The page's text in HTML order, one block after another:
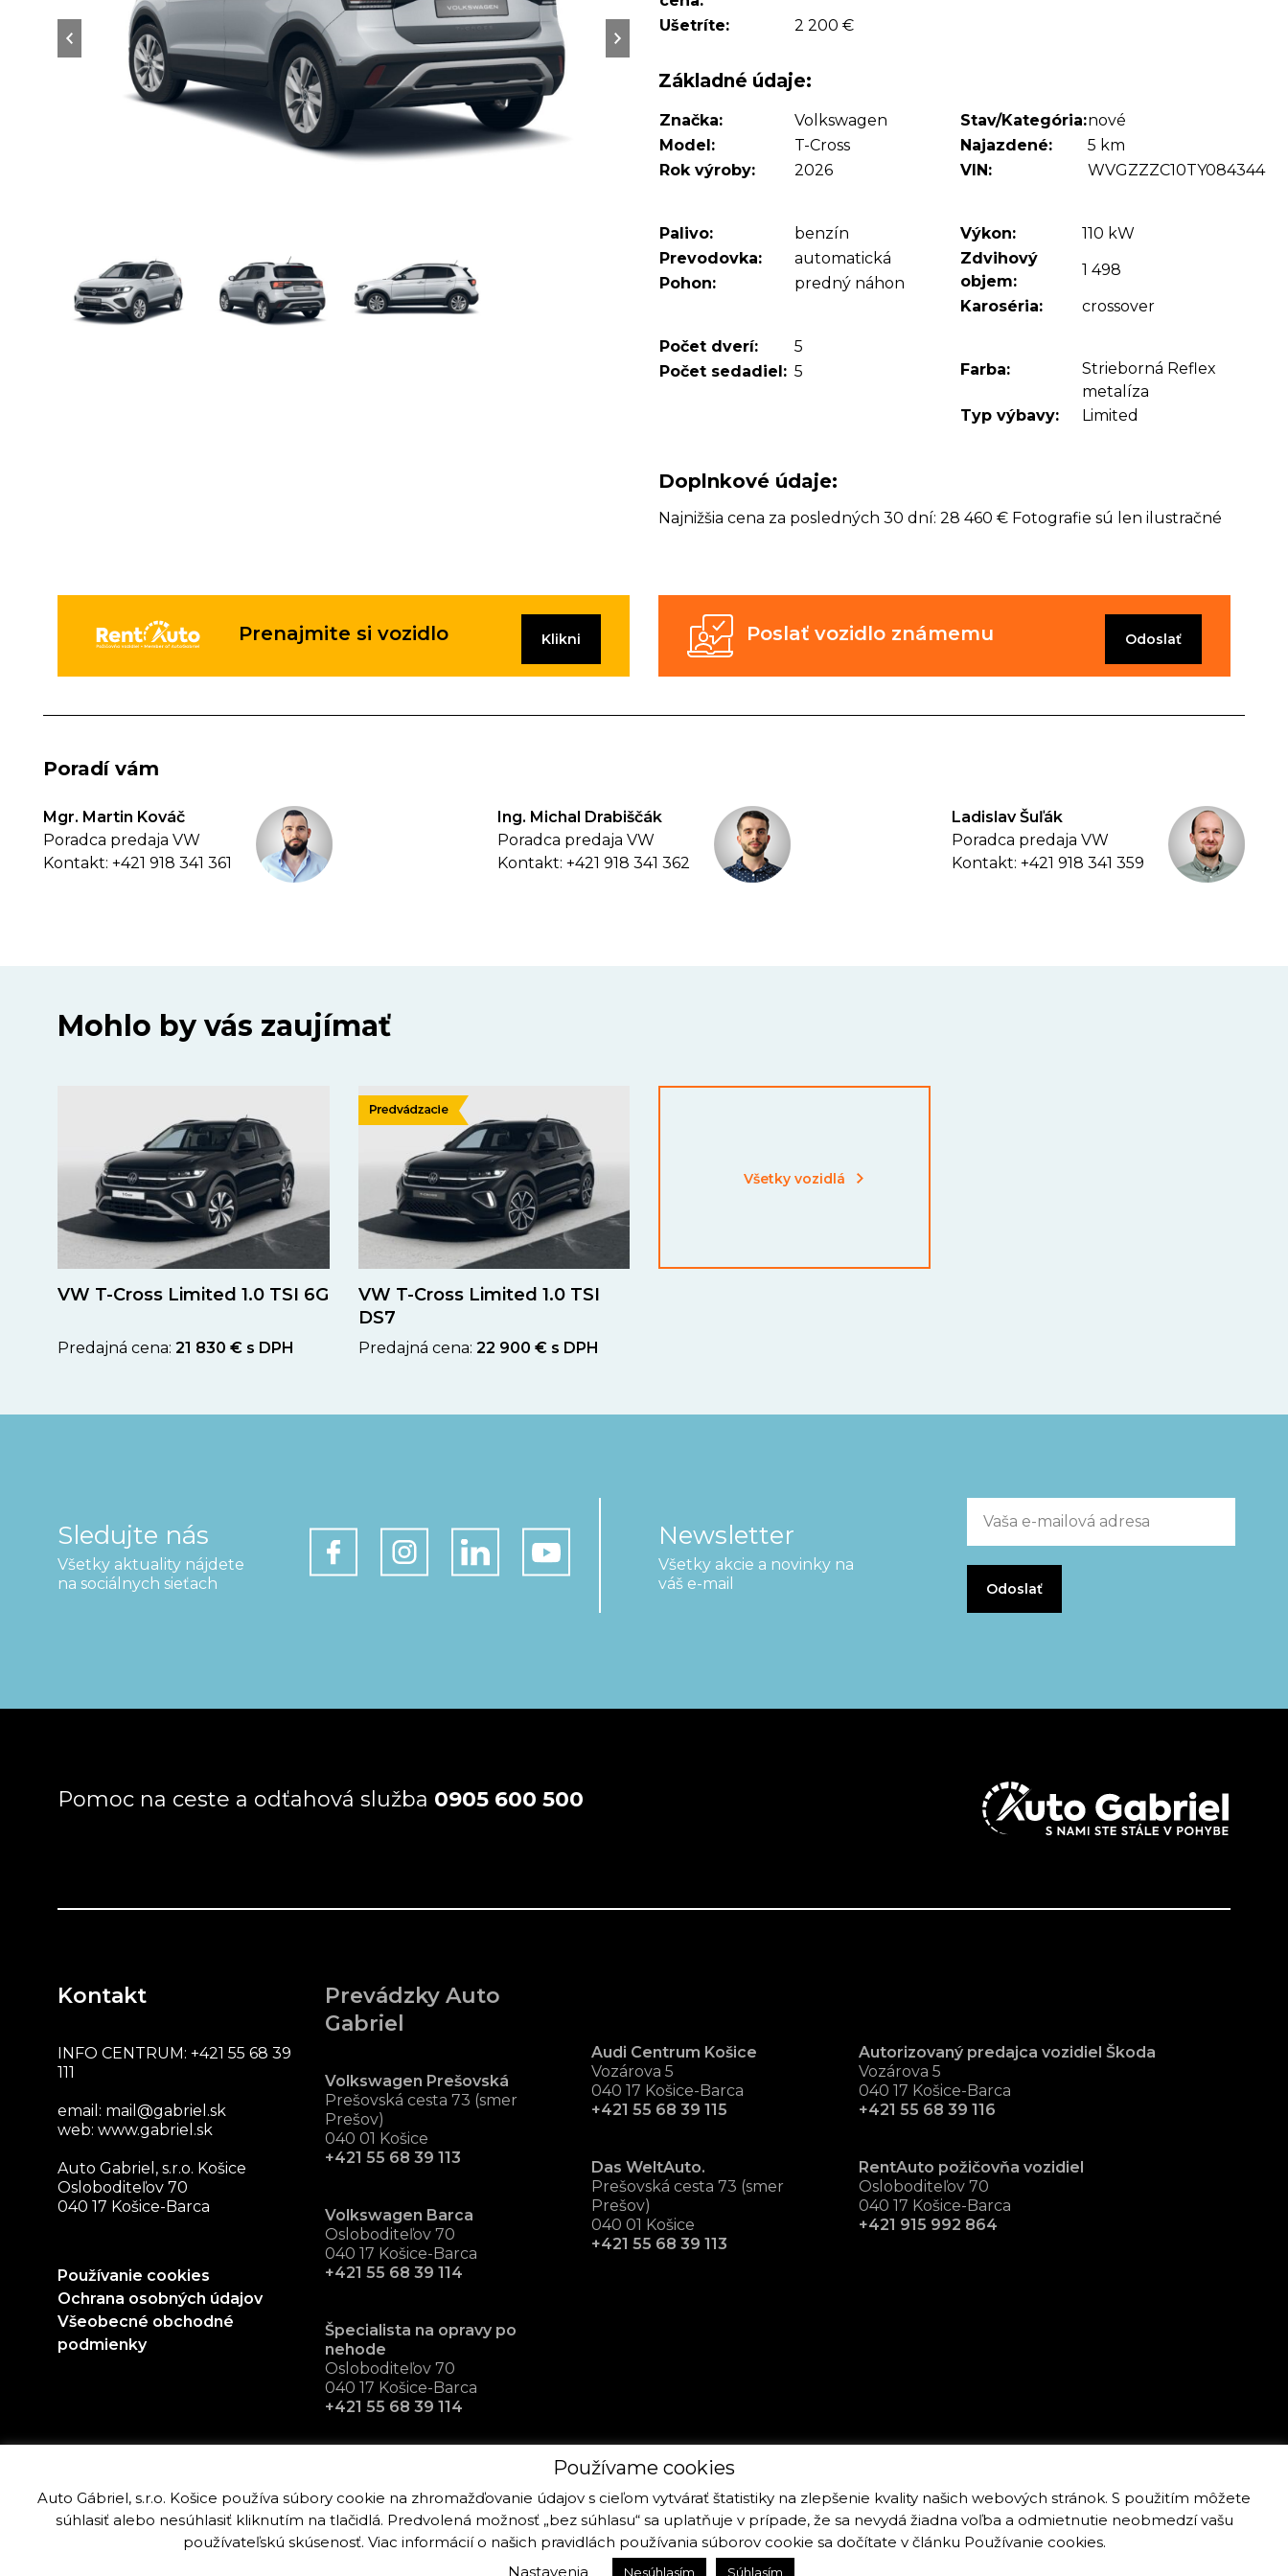
Ušetríte:
2 200 €
Základné údaje:
Značka:
Volkswagen
Model:
T-Cross
Rok výroby:
2026
Palivo:
benzín
Prevodovka:
automatická
Pohon:
predný náhon
Počet dverí:
5
Počet sedadiel: 5
Stav/Kategória:nové
Najazdené:
5 km
VIN:
WVGZZZC10TY084344
Výkon:
110 kW
Zdvihový
objem:
1 498
Karoséria:
crossover
Farba:
Strieborná Reflex
metalíza
Typ výbavy:
Limited
Doplnkové údaje:
Najnižšia cena za posledných 30 dní: 28 460 € Fotografie sú len ilustračné
Prenajmite si vozidlo Klikni Poslať vozidlo známemu Odoslať
Poradí vám
Mgr. Martin Kováč
Poradca predaja VW
Kontakt: +421 918 341 361
Ing. Michal Drabiščák
Poradca predaja VW
Kontakt: +421 918 341 362
Ladislav Šuľák
Poradca predaja VW
Kontakt: +421 918 341 359
Mohlo by vás zaujímať
VW T-Cross Limited 1.0 TSI 6G
Predajná cena: 21 830 € s DPH
VW T-Cross Limited 1.0 TSI
DS7
Predajná cena: 22 900 € s DPH
Všetky vozidlá
Sledujte nás
Všetky aktuality nájdete
na sociálnych sieťach
Newsletter
Všetky akcie a novinky na
váš e-mail
Pomoc na ceste a odťahová služba 0905 600 500
Kontakt
INFO CENTRUM: +421 55 68 39
111
email: mail@gabriel.sk
web: www.gabriel.sk
Auto Gabriel, s.r.o. Košice
Osloboditeľov 70
040 17 Košice-Barca
Používanie cookies
Ochrana osobných údajov
Všeobecné obchodné
podmienky
Prevádzky Auto
Gabriel
Volkswagen Prešovská
Prešovská cesta 73 (smer
Prešov)
040 01 Košice
+421 55 68 39 113
Volkswagen Barca
Osloboditeľov 70
040 17 Košice-Barca
+421 55 68 39 114
Špecialista na opravy po
nehode
Osloboditeľov 70
040 17 Košice-Barca
+421 55 68 39 114
Audi Centrum Košice
Vozárova 5
040 17 Košice-Barca
+421 55 68 39 115
Das WeltAuto.
Prešovská cesta 73 (smer
Prešov)
040 01 Košice
+421 55 68 39 113
Autorizovaný predajca vozidiel Škoda
Vozárova 5
040 17 Košice-Barca
+421 55 68 39 116
RentAuto požičovňa vozidiel
Osloboditeľov 70
040 17 Košice-Barca
+421 915 992 864
Copyright © Auto Gabriel, s.r.o. Košice 2019 - 2025. Všetky práva k stránke a fotografiám sú vyhradené
Vytvorilo:Ogilvy Košice
Používame cookies
Auto Gábriel, s.r.o. Košice používa súbory cookie na zhromažďovanie údajov s cieľom vytvárať štatistiky na zlepšenie kvality našich webových stránok. S použitím môžete
súhlasiť alebo nesúhlasiť kliknutím na tlačidlá. Predvolená možnosť „bez súhlasu“ sa uplatňuje v prípade, že sa nevydá žiadna voľba a odmietnutie neobmedzí vašu
používateľskú skúsenosť. Viac informácií o našich pravidlách používania súborov cookie sa dočítate v článku Používanie cookies.
Nastavenia
Nesúhlasím Súhlasím